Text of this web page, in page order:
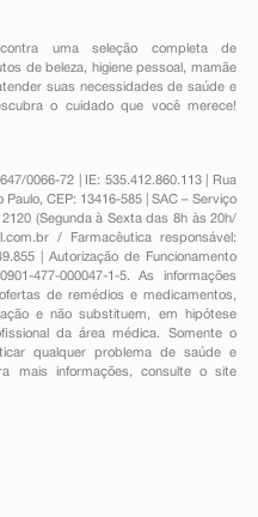
uma seleção completa de
de beleza, higiene pessoal ,mamãe
suas necessidades de saúde e
o cuidado que você merece!
0066-72 | IE: 535.412.860.113 | Rua
CEP: 13416-585 | SAC – Serviço
(Segunda à Sexta das 8h às 20h/
/ Farmacêutica responsável:
| Autorização de Funcionamento
477-000047-1-5. As informações
de remédios e medicamentos,
e não substituem, em hipótese
da área médica. Somente o
qualquer problema de saúde e
mais informações, consulte o site